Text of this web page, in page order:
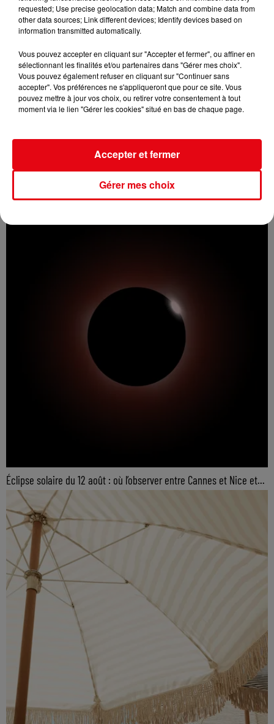
Incendie au Mont-Boron : deux jeunes condamnés à six mois de
prison...
Éclipse solaire du 12 août : où l’observer entre Cannes et Nice et...
requested; Use precise geolocation data; Match and combine data from
other data sources; Link different devices; Identify devices based on
information transmitted automatically.
Vous pouvez accepter en cliquant sur "Accepter et fermer", ou affiner en
sélectionnant les finalités et/ou partenaires dans "Gérer mes choix".
Vous pouvez également refuser en cliquant sur "Continuer sans
accepter". Vos préférences ne s'appliqueront que pour ce site. Vous
pouvez mettre à jour vos choix, ou retirer votre consentement à tout
moment via le lien "Gérer les cookies" situé en bas de chaque page.
Gérer mes choix
Accepter et fermer